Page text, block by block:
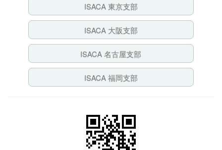
ISACA 東京支部
ISACA 大阪支部
ISACA 名古屋支部
ISACA 福岡支部